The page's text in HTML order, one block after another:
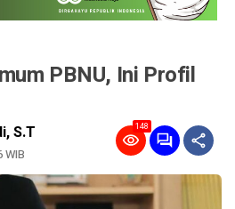
PBNU, Ini Profil
S.T
WIB
148